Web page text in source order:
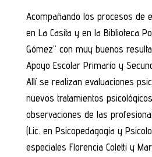
Acompañando los procesos de
en La Casita y en la Biblioteca
Gómez” con muy buenos
Apoyo Escolar Primario y
Allí se realizan evaluaciones
nuevos tratamientos
observaciones de las
(Lic. en Psicopedagogía y
especiales Florencia Coletti y